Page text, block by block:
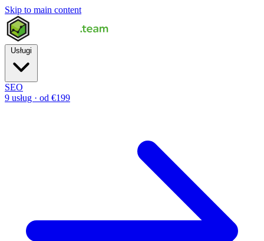
Skip to main content
SEO
9 usług · od €199